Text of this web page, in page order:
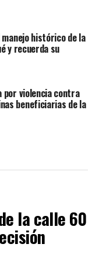
histórico de la
y recuerda su
por violencia contra
beneficiarias de la
la calle 60